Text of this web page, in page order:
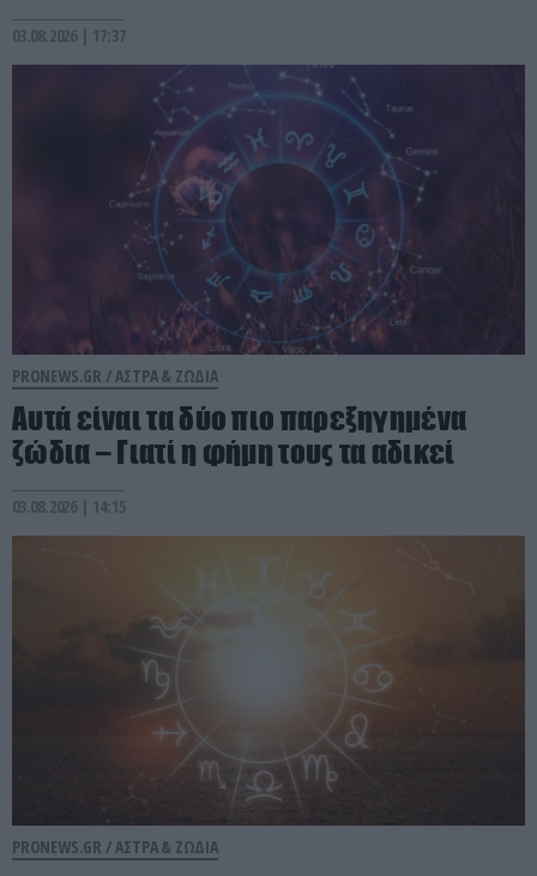
03.08.2026 | 17:37
PRONEWS.GR / ΑΣΤΡΑ & ΖΩΔΙΑ
Αυτά είναι τα δύο πιο παρεξηγημένα
ζώδια – Γιατί η φήμη τους τα αδικεί
03.08.2026 | 14:15
PRONEWS.GR / ΑΣΤΡΑ & ΖΩΔΙΑ